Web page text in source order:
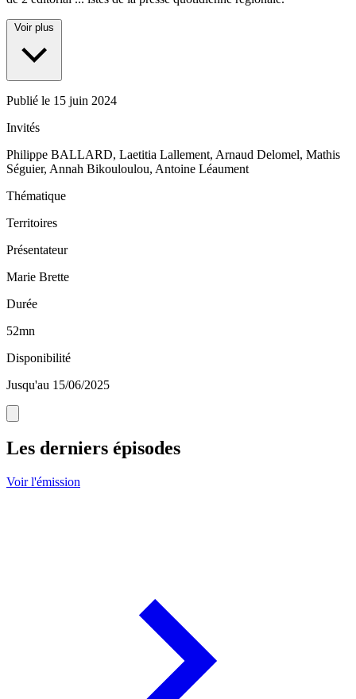
Voir plus
Publié le 15 juin 2024
Invités
Philippe BALLARD, Laetitia Lallement, Arnaud Delomel, Mathis
Séguier, Annah Bikouloulou, Antoine Léaument
Thématique
Territoires
Présentateur
Marie Brette
Durée
52mn
Disponibilité
Jusqu'au 15/06/2025
Les derniers épisodes
Voir l'émission